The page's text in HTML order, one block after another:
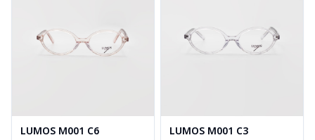
LUMOS M001 C6 LUMOS M001 C3